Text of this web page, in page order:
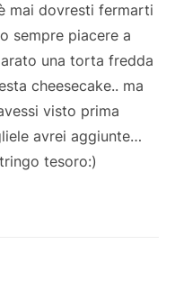
mai dovresti fermarti
sempre piacere a
una torta fredda
cheesecake.. ma
visto prima
avrei aggiunte…
tesoro:)